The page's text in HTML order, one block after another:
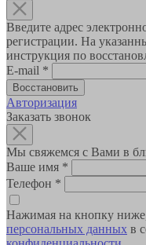
Введите адрес
регистрации. На
инструкция по
E-mail *
Авторизация
Заказать звонок
Мы свяжемся с Вами в
Ваше имя *
Телефон *
Нажимая на кнопку
персональных данных в